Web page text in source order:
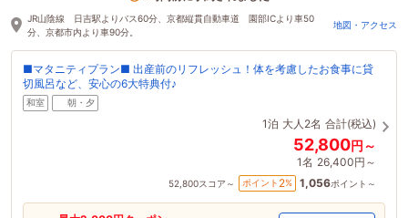
JR山陰線 日吉駅よりバス60分、京都縦貫自動車道 園部ICより車50
分、京都市内より車90分。
地図・アクセス
■マタニティプラン■ 出産前のリフレッシュ！体を考慮したお食事に貸
切風呂など、安心の6大特典付♪
和室 朝・夕
1泊 大人2名 合計(税込)
52,800円～
1名 26,400円～
52,800スコア～ ポイント 2% 1,056ポイント～